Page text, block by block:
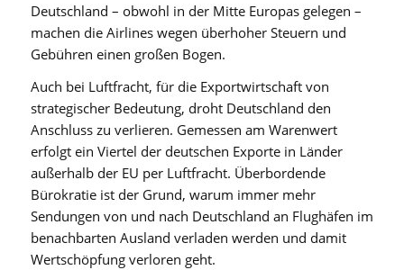
Deutschland – obwohl in der Mitte Europas gelegen –
machen die Airlines wegen überhoher Steuern und
Gebühren einen großen Bogen.
Auch bei Luftfracht, für die Exportwirtschaft von
strategischer Bedeutung, droht Deutschland den
Anschluss zu verlieren. Gemessen am Warenwert
erfolgt ein Viertel der deutschen Exporte in Länder
außerhalb der EU per Luftfracht. Überbordende
Bürokratie ist der Grund, warum immer mehr
Sendungen von und nach Deutschland an Flughäfen im
benachbarten Ausland verladen werden und damit
Wertschöpfung verloren geht.